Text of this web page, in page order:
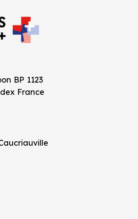
BP 1123
France